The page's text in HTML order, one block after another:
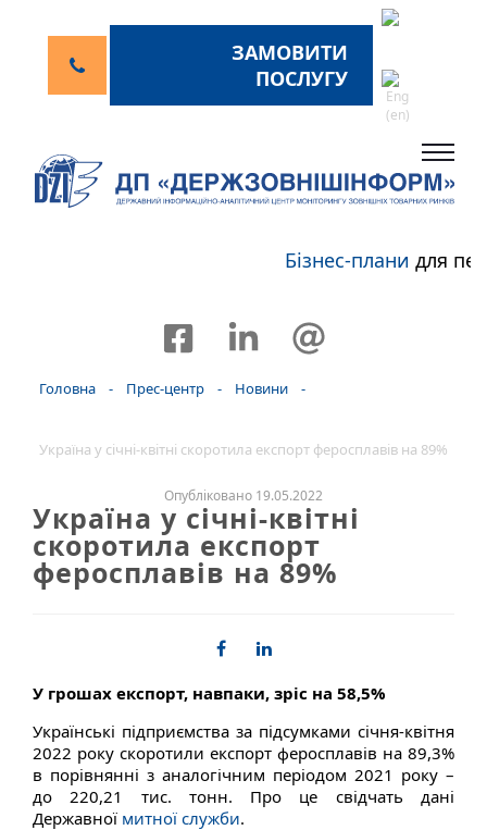
ЗАМОВИТИ
ПОСЛУГУ
Бізнес-планидля
Головна - Прес-центр - Новини -
Україна у січні-квітні скоротила експорт феросплавів на 89%
Опубліковано 19.05.2022
Україна у січні-квітні
скоротила експорт
феросплавів на 89%
У грошах експорт, навпаки, зріс на 58,5%
Українські підприємства за підсумками січня-квітня
2022 року скоротили експорт феросплавів на 89,3%
в порівнянні з аналогічним періодом 2021 року –
до 220,21 тис. тонн. Про це свідчать дані
Державної митної служби.